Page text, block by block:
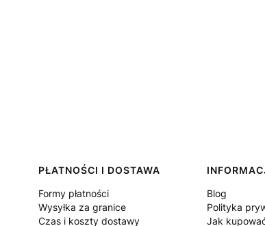
PŁATNOŚCI I DOSTAWA
Formy płatności
Wysyłka za granice
Czas i koszty dostawy
Blog
Polityka
Jak